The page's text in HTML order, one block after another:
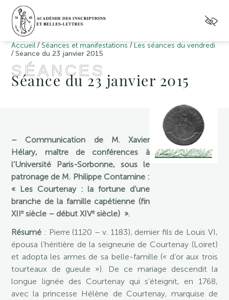
Accueil / Séances et manifestations / Les séances du vendredi
/Séance du 23 janvier 2015
SÉANCES
Séance du 23 janvier 2015
– Communication de M. Xavier
Hélary, maître de conférences à
l’Université Paris-Sorbonne, sous le
patronage de M. Philippe Contamine :
« Les Courtenay : la fortune d’une
branche de la famille capétienne (fin
XIIesiècle – début XIVesiècle) ».
Résumé : Pierre (1120 – v. 1183), dernier fils de Louis VI,
épousa l’héritière de la seigneurie de Courtenay (Loiret)
et adopta les armes de sa belle-famille (« d’or aux trois
tourteaux de gueule »). De ce mariage descendit la
longue lignée des Courtenay qui s’éteignit, en 1768,
avec la princesse Hélène de Courtenay, marquise de